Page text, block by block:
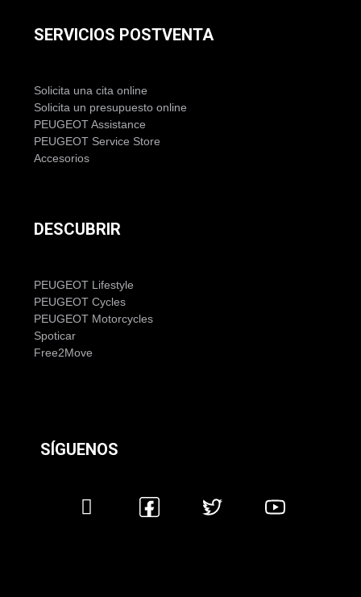
SERVICIOS POSTVENTA
Solicita una cita online
Solicita un presupuesto online
PEUGEOT Assistance
PEUGEOT Service Store
Accesorios
DESCUBRIR
PEUGEOT Lifestyle
PEUGEOT Cycles
PEUGEOT Motorcycles
Spoticar
Free2Move
SÍGUENOS